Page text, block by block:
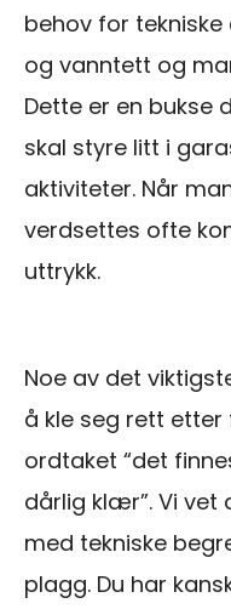
behov for
og vanntett og
Dette er en bukse
skal styre litt i
aktiviteter. Når
verdsettes ofte
uttrykk.
Noe av det
å kle seg rett etter
ordtaket “det
dårlig klær”. Vi vet
med tekniske
plagg. Du har